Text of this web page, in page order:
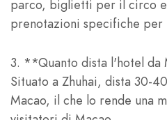
parco, biglietti per il circo
prenotazioni specifiche per
3. **Quanto dista l'hotel da
Situato a Zhuhai, dista 30-
Macao, il che lo rende una